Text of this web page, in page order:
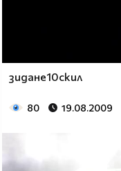
зидане10скил
80 19.08.2009